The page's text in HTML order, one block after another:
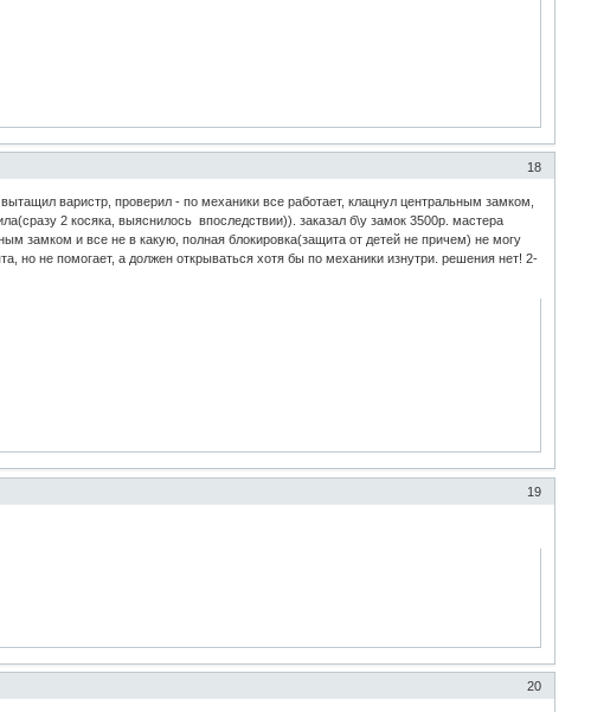
18
варистр, проверил - по механики все работает, клацнул центральным замком,
2 косяка, выяснилось впоследствии)). заказал б\у замок 3500р. мастера
замком и все не в какую, полная блокировка(защита от детей не причем) не могу
но не помогает, а должен открываться хотя бы по механики изнутри. решения нет! 2-
19
20